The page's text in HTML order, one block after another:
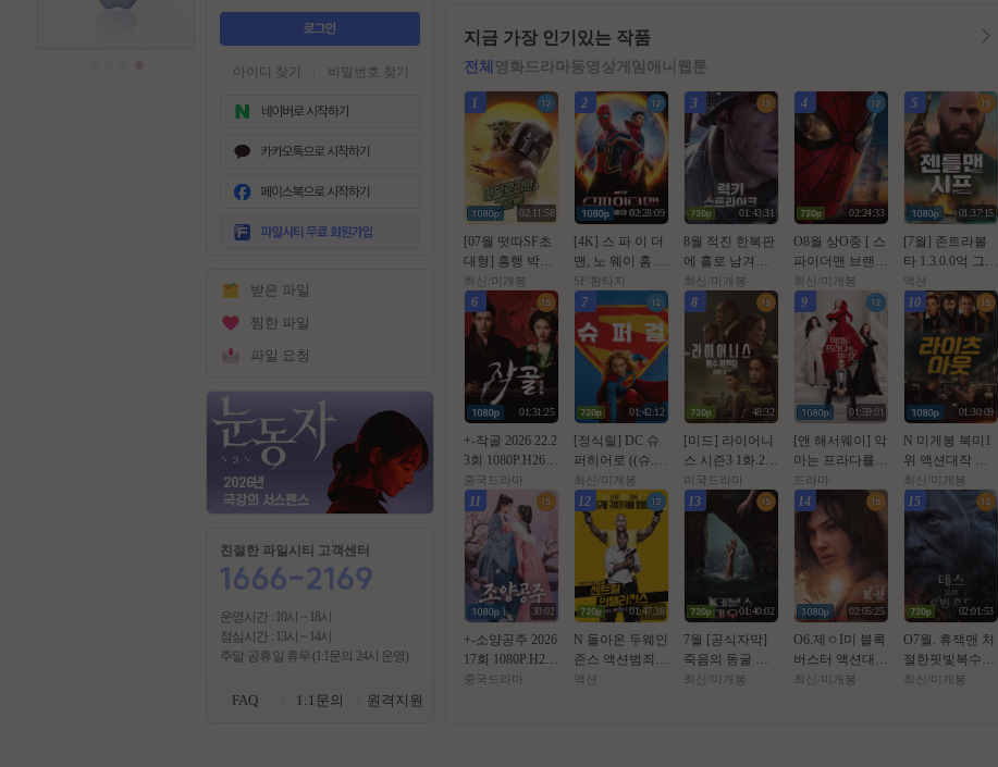
다를입는다
디스클로저
데이
#소지섭
유부녀킬러 #전지현
군체 #넷플릭스
아이디 찾기 비밀번호 찾기
가
입
받은 파일
찜한 파일
파일 요청
친절한 파일시티 고객센터
운영시간 : 10시 ~ 18시
점심시간 : 13시 ~ 14시
주말·공휴일 휴무 (1:1문의 24시 운영)
FAQ 1:1문의 원격지원
지금 가장 인기있는 작품
전체 영화드라마동영상게임 애니 웹툰
1
02:11:58
[07월 떳따SF초
대형] 흥행 박스1
위 [초대형SF대
작영화] [스워즈]
1080공식자막
최신/미개봉
2
02:28:09
[4K] 스 파 이 더
맨, 노 웨이 홈 (2
021년 작품)
SF/환타지
3
01:43:31
8월 적진 한복판
에 홀로 남겨진
미군 병사 [ 럭키
스트라Ol크 ] 108
0p 5.1 완벽자막
최신/미개봉
4
02:24:33
O8월 상O중 [ 스
파이더맨 브랜뉴
데이 ] 톰홀랜드
- CAM 버전. 공
식자막
최신/미개봉
5
01:37:15
[7월] 존트라볼
타 1.3.0.0억 그림
을 훔쳐라 [ 젠틀
맨 시프 ]완벽자
막
액션
6
01:31:25
+-작골 2026 22.2
3회 1080P.H264.
AAC [iQIYI정식
자체자막]
중국드라마
7
01:42:12
[정식릴] DC 슈
퍼히어로 ((슈.
퍼.걸)) 1080p 5.1
공식자막
최신/미개봉
8
48:32
[미드] 라이어니
스 시즌3 1화.202
6.1080p.한글자
막
미국드라마
9
01:59:01
[앤 해서웨이] 악
마는 프라다를
입는다 2. 2026 (2
0년 만의 속편)
드라마
10
01:30:09
N 미게봉 북미1
위 액션대작 ㅈ1
하 전 투 공식자
막 초고화질 Blu
Ray5.1
최신/미개봉
11
30:02
+-소양공주 2026
17회 1080P.H26
4.AAC [번역기
중국드라마
12
01:47:38
N 돌아온 두웨인
존스 액션범죄 [
쎈투럴 잉텔ㄹ1
액션
13
01:40:02
7월 [공식자막]
죽음의 동굴 목
숨 건 생존[ 데블
최신/미개봉
14
02:05:25
O6.제ㅇI미 블록
버스터 액션대작
[ 핫 트 오 브 스
최신/미개봉
15
02:01:53
O7월. 휴잭맨 처
절한핏빛복수극
(( _ 로 빈 후 드 _
최신/미개봉